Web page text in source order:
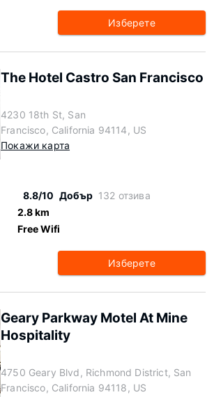
Изберете
The Hotel Castro San Francisco
4230 18th St, San
Francisco, California 94114, US
Покажи карта
8.8/10 Добър 132 отзива
2.8 km
Free Wifi
Изберете
Geary Parkway Motel At Mine
Hospitality
4750 Geary Blvd, Richmond District, San
Francisco, California 94118, US